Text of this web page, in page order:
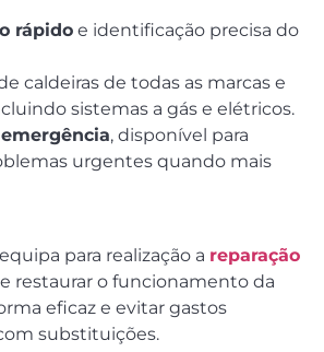
rápido e identificação precisa do
caldeiras de todas as marcas e
sistemas a gás e elétricos.
, disponível para
urgentes quando mais
para realização a reparação
e restaurar o funcionamento da
eficaz e evitar gastos
substituições.